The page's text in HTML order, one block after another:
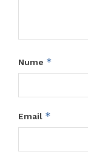
Nume *
Email *